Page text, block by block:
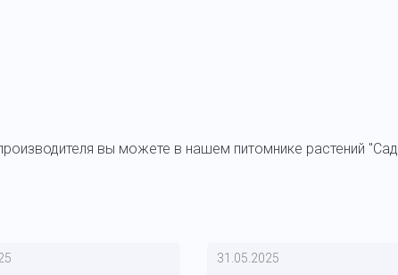
вы можете в нашем питомнике растений
31.05.2025